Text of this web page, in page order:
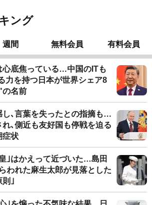
ング
週間 無料会員 有料会員
心底焦っている…中国のITも
力を持つ日本が世界シェア8
名前
し､言葉を失ったとの指摘も…
､側近も友好国も停戦を迫る
症状
｣はかえって近づいた…島田
われた麻生太郎が見落とした
則｣